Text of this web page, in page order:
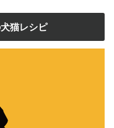
猫レシピ